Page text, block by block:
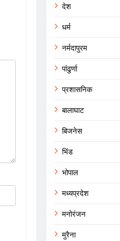
देश
धर्म
नर्मदापुरम
पांढुर्णा
प्रशासनिक
बालाघाट
बिजनेस
भिंड
भोपाल
मध्यप्रदेश
मनोरंजन
मुरैना